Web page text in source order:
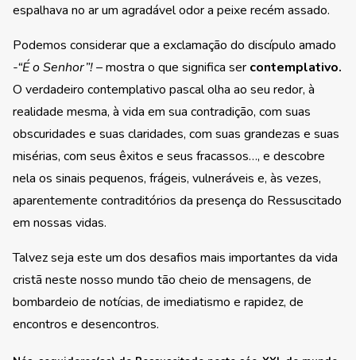
espalhava no ar um agradável odor a peixe recém assado.
Podemos considerar que a exclamação do discípulo amado
-“É o Senhor”! –mostra o que significa ser contemplativo.
O verdadeiro contemplativo pascal olha ao seu redor, à
realidade mesma, à vida em sua contradição, com suas
obscuridades e suas claridades, com suas grandezas e suas
misérias, com seus êxitos e seus fracassos…, e descobre
nela os sinais pequenos, frágeis, vulneráveis e, às vezes,
aparentemente contraditórios da presença do Ressuscitado
em nossas vidas.
Talvez seja este um dos desafios mais importantes da vida
cristã neste nosso mundo tão cheio de mensagens, de
bombardeio de notícias, de imediatismo e rapidez, de
encontros e desencontros.